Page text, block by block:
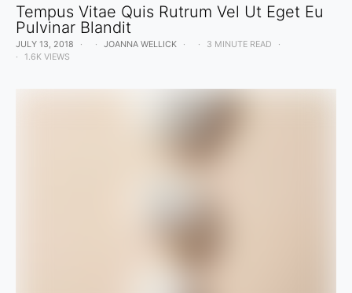
Tempus Vitae Quis Rutrum Vel Ut Eget Eu
Pulvinar Blandit
JULY 13, 2018 JOANNA WELLICK
3 MINUTE READ
1.6K VIEWS